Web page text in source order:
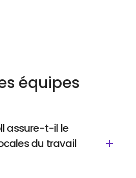
équipes
assure-t-il le
du travail